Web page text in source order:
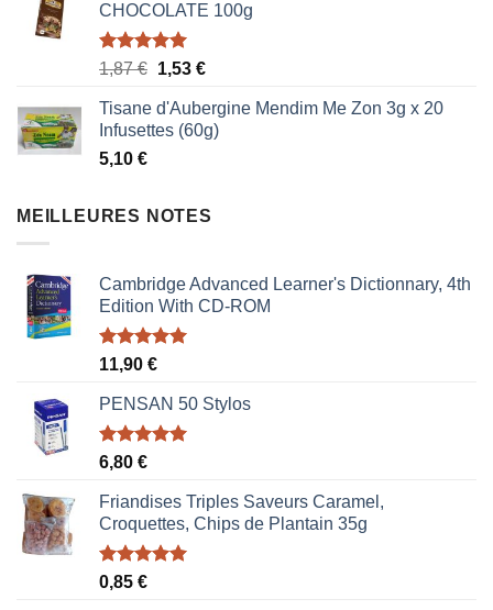
CHOCOLATE 100g
Note5.00
1,87€ Le
initial
était :
1,53 €Le
actuel
est :
Tisane d'Aubergine Mendim Me Zon 3g x 20
Infusettes (60g)
5,10 €
MEILLEURES NOTES
Cambridge Advanced Learner's Dictionnary, 4th
Edition With CD-ROM
Note5.00
11,90 €
PENSAN 50 Stylos
Note5.00
6,80 €
Friandises Triples Saveurs Caramel,
Croquettes, Chips de Plantain 35g
Note5.00
0,85 €